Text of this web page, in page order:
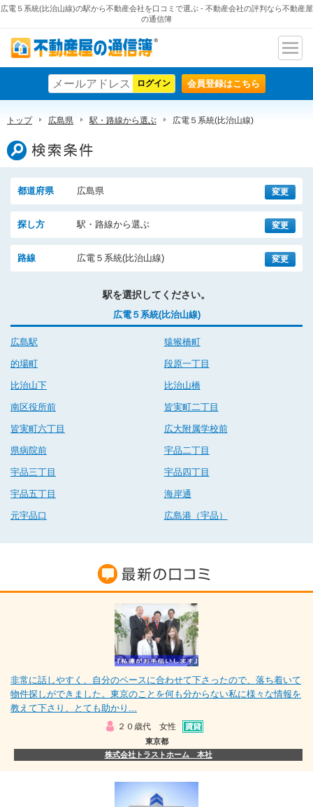
広電５系統(比治山線)の駅から不動産会社を口コミで選ぶ - 不動産会社の評判なら不動産屋
の通信簿
不動産屋の通信簿
ナビ
ン
会員登録はこちら
トップ 広島県 駅・路線から選ぶ 広電５系統(比治山線)
検索条件
都道府県 広島県 変更
探し方 駅・路線から選ぶ 変更
路線 広電５系統(比治山線) 変更
駅を選択してください。
広電５系統(比治山線)
広島駅 猿猴橋町
的場町 段原一丁目
比治山下 比治山橋
南区役所前 皆実町二丁目
皆実町六丁目 広大附属学校前
県病院前 宇品二丁目
宇品三丁目 宇品四丁目
宇品五丁目 海岸通
元宇品口 広島港（宇品）
非常に話しやすく、自分のペースに合わせて下さったので、落ち着いて
物件探しができました。東京のことを何も分からない私に様々な情報を
教えて下さり、とても助かり...
２０歳代 女性
東京都
株式会社トラストホーム 本社